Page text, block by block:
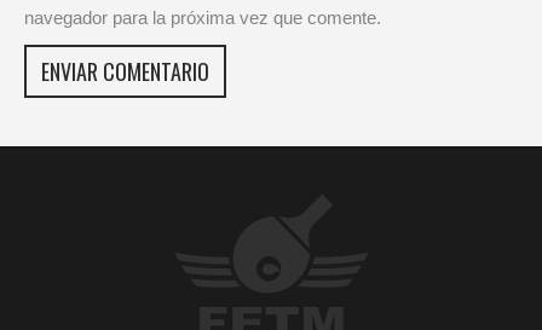
navegador para la próxima vez que comente.